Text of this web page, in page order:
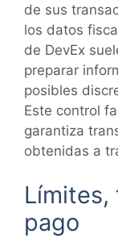
de sus
los datos
de DevEx
preparar
posibles
Este control
garantiza
obtenidas a
Límites,
pago